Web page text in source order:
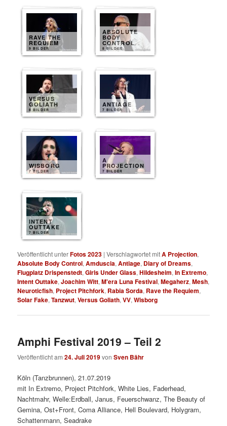
RAVE THE
REQUIEM
9 BILDER
ABSOLUTE
BODY
CONTROL
8 BILDER
VERSUS
GOLIATH
8 BILDER
ANTIAGE
7 BILDER
WISBORG
7 BILDER
A
PROJECTION
7 BILDER
INTENT
OUTTAKE
7 BILDER
Veröffentlicht unterFotos 2023 |Verschlagwortet mitA Projection,
Absolute Body Control,Amduscia,Antiage, Diary of Dreams,
Flugplatz Drispenstedt,Girls Under Glass,Hildesheim,In Extremo,
Intent Outtake,Joachim Witt,M'era Luna Festival,Megaherz,Mesh,
Neuroticfish, Project Pitchfork, Rabia Sorda, Rave the Requiem,
Solar Fake,Tanzwut,Versus Goliath,VV,Wisborg
Amphi Festival 2019 – Teil 2
Veröffentlicht am24. Juli 2019vonSven Bähr
Köln (Tanzbrunnen), 21.07.2019
mit In Extremo, Project Pitchfork, White Lies, Faderhead,
Nachtmahr, Welle:Erdball, Janus, Feuerschwanz, The Beauty of
Gemina, Ost+Front, Coma Alliance, Hell Boulevard, Holygram,
Schattenmann, Seadrake